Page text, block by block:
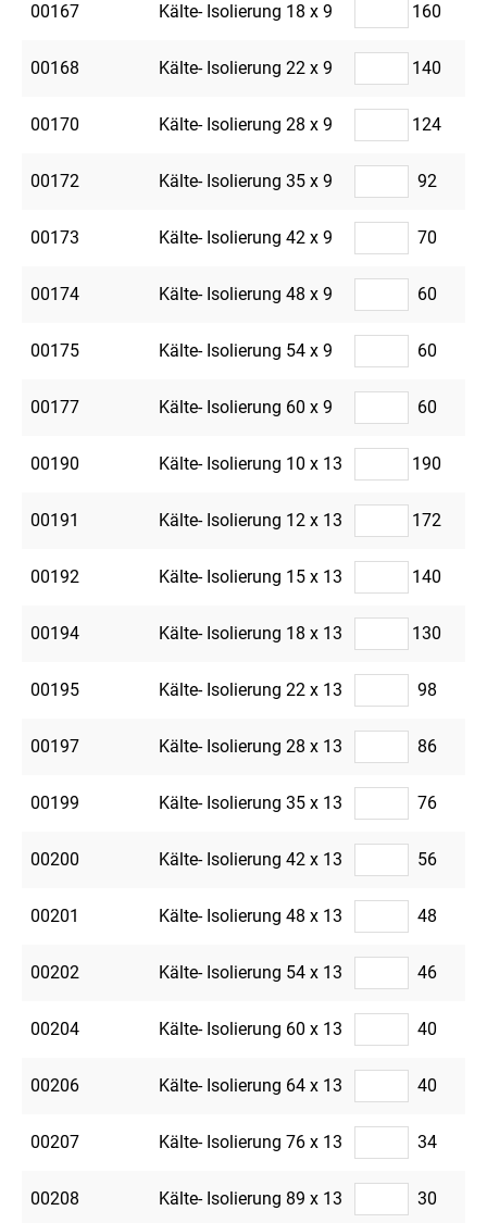
00167 Kälte- Isolierung 18 x 9 160
00168 Kälte- Isolierung 22 x 9 140
00170 Kälte- Isolierung 28 x 9 124
00172 Kälte- Isolierung 35 x 9 92
00173 Kälte- Isolierung 42 x 9 70
00174 Kälte- Isolierung 48 x 9 60
00175 Kälte- Isolierung 54 x 9 60
00177 Kälte- Isolierung 60 x 9 60
00190 Kälte- Isolierung 10 x 13 190
00191 Kälte- Isolierung 12 x 13 172
00192 Kälte- Isolierung 15 x 13 140
00194 Kälte- Isolierung 18 x 13 130
00195 Kälte- Isolierung 22 x 13 98
00197 Kälte- Isolierung 28 x 13 86
00199 Kälte- Isolierung 35 x 13 76
00200 Kälte- Isolierung 42 x 13 56
00201 Kälte- Isolierung 48 x 13 48
00202 Kälte- Isolierung 54 x 13 46
00204 Kälte- Isolierung 60 x 13 40
00206 Kälte- Isolierung 64 x 13 40
00207 Kälte- Isolierung 76 x 13 34
00208 Kälte- Isolierung 89 x 13 30